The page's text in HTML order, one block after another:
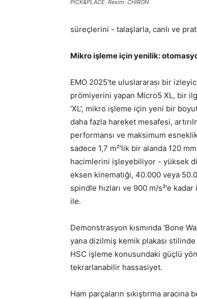
PICK&PLACE. Resim: CHIRON
süreçlerini - talaşlarla, canlı ve
Mikro işleme için yenilik:
EMO 2025'te uluslararası bir
prömiyerini yapan Micro5 XL, bir
'XL', mikro işleme için yeni bir
daha fazla hareket mesafesi,
performansı ve maksimum
sadece 1,7 m²'lik bir alanda 120
hacimlerini işleyebiliyor - yüksek
eksen kinematiği, 40.000 veya
spindle hızları ve 900 m/s³'e
ile.
Demonstrasyon kısmında 'Bone
yana dizilmiş kemik plakası
HSC işleme konusundaki güçlü
tekrarlanabilir hassasiyet.
Ham parçaların sıkıştırma